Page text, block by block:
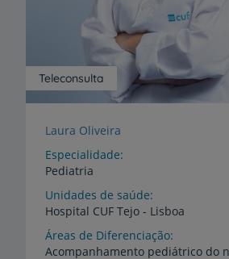
Teleconsulta
Laura Oliveira
Especialidade
Pediatria
Unidades de saúde
Hospital CUF Tejo - Lisboa
Áreas de Diferenciação
Acompanhamento pediátrico do